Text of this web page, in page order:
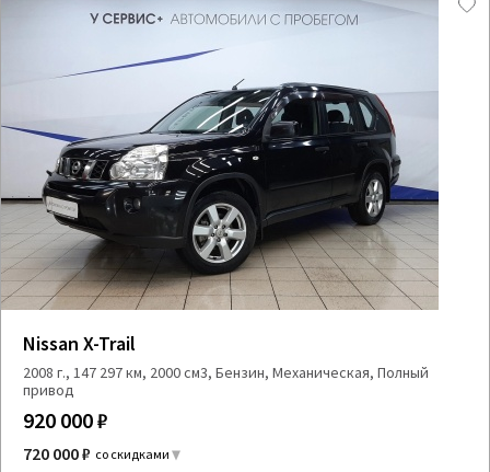
Nissan X-Trail
2008 г., 147 297 км, 2000 см3, Бензин, Механическая, Полный
привод
920 000 ₽
720 000 ₽ со скидками